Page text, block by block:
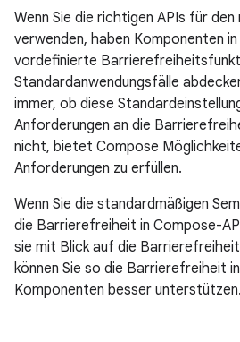
Wenn Sie die richtigen APIs für
verwenden, haben Komponenten
vordefinierte
Standardanwendungsfälle
immer, ob diese
Anforderungen an die
nicht, bietet Compose
Anforderungen zu erfüllen.
Wenn Sie die standardmäßigen
die Barrierefreiheit in Compose-
sie mit Blick auf die
können Sie so die Barrierefreiheit
Komponenten besser unterstützen.